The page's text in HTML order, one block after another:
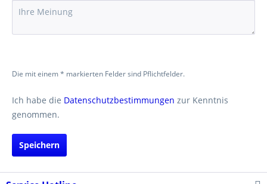
Die mit einem * markierten Felder sind Pflichtfelder.
Ich habe die Datenschutzbestimmungen zur Kenntnis
genommen.
Speichern